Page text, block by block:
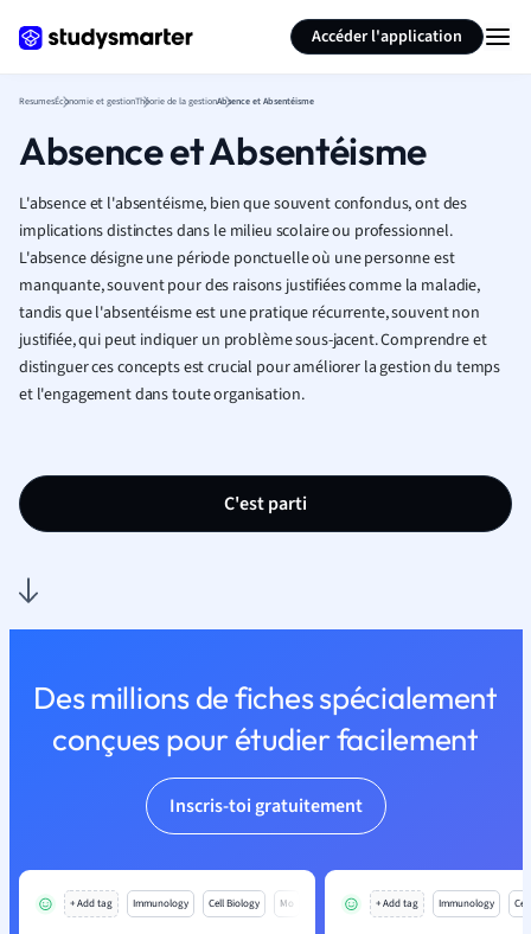
Accéder l'application
ResumesÉconomie et gestionThéorie de la gestionAbsence et Absentéisme
Absence et Absentéisme
L'absence et l'absentéisme, bien que souvent confondus, ont des
implications distinctes dans le milieu scolaire ou professionnel.
L'absence désigne une période ponctuelle où une personne est
manquante, souvent pour des raisons justifiées comme la maladie,
tandis que l'absentéisme est une pratique récurrente, souvent non
justifiée, qui peut indiquer un problème sous-jacent. Comprendre et
distinguer ces concepts est crucial pour améliorer la gestion du temps
et l'engagement dans toute organisation.
C'est parti
Des millions de fiches spécialement
conçues pour étudier facilement
Inscris-toi gratuitement
+ Add tag Immunology Cell Biology Mo + Add tag Immunology
Résumer la page